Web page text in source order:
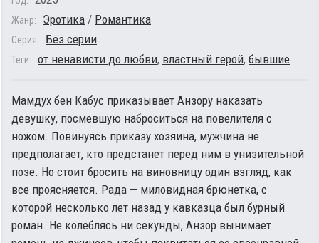
Жанр: Эротика / Романтика
Серия: Без серии
Теги: от ненависти до любви, властный герой, бывшие
Мамдух бен Кабус приказывает Анзору наказать
девушку, посмевшую наброситься на повелителя с
ножом. Повинуясь приказу хозяина, мужчина не
предполагает, кто предстанет перед ним в унизительной
позе. Но стоит бросить на виновницу один взгляд, как
все проясняется. Рада — миловидная брюнетка, с
которой несколько лет назад у кавказца был бурный
роман. Не колеблясь ни секунды, Анзор вынимает